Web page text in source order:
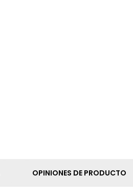
OPINIONES DE PRODUCTO